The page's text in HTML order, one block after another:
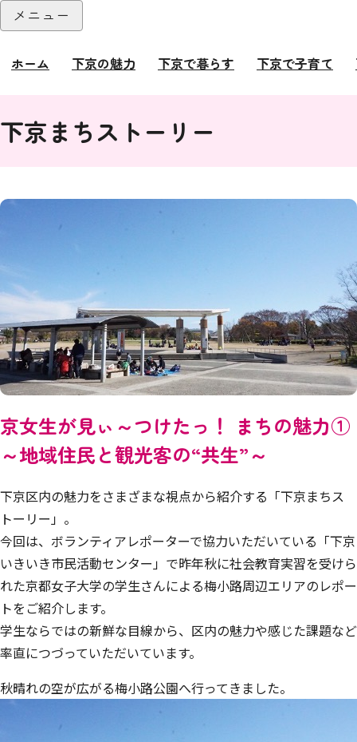
本文へ
メニュー
ホーム 下京の魅力 下京で暮らす 下京で子育て
下京まちストーリー
京女生が見ぃ～つけたっ！ まちの魅力①
～地域住民と観光客の“共生”～
下京区内の魅力をさまざまな視点から紹介する「下京まちス
トーリー」。
今回は、ボランティアレポーターで協力いただいている「下京
いきいき市民活動センター」で昨年秋に社会教育実習を受けら
れた京都女子大学の学生さんによる梅小路周辺エリアのレポー
トをご紹介します。
学生ならではの新鮮な目線から、区内の魅力や感じた課題など
率直につづっていただいています。
秋晴れの空が広がる梅小路公園へ行ってきました。